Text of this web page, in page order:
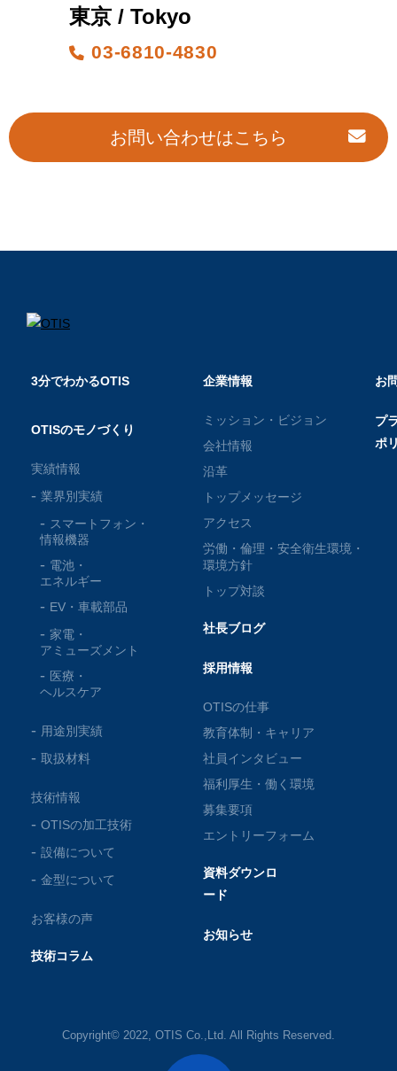
東京 / Tokyo
03-6810-4830
お問い合わせはこちら
3分でわかるOTIS
OTISのモノづくり
実績情報
業界別実績
スマートフォン・
情報機器
電池・
エネルギー
EV・車載部品
家電・
アミューズメント
医療・
ヘルスケア
用途別実績
取扱材料
技術情報
OTISの加工技術
設備について
金型について
お客様の声
技術コラム
企業情報
ミッション・ビジョン
会社情報
沿革
トップメッセージ
アクセス
労働・倫理・安全衛生環境・
環境方針
トップ対談
社長ブログ
採用情報
OTISの仕事
教育体制・キャリア
社員インタビュー
福利厚生・働く環境
募集要項
エントリーフォーム
資料ダウンロ
ード
お知らせ
お
プ
ポ
Copyright© 2022, OTIS Co.,Ltd. All Rights Reserved.